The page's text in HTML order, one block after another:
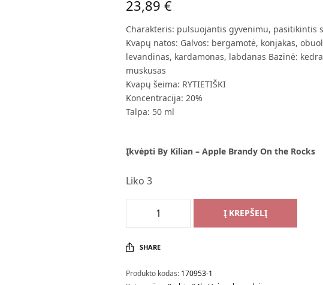
23,89€
Charakteris: pulsuojantis gyvenimu, pasitikintis
Kvapų natos: Galvos: bergamotė, konjakas,
levandinas, kardamonas, labdanas Bazinė:
muskusas
Kvapų šeima: RYTIETIŠKI
Koncentracija: 20%
Talpa: 50 ml
Įkvėpti By Kilian – Apple Brandy On the Rocks
Liko 3
Į KREPŠELĮ
SHARE
Produkto kodas: 170953-1